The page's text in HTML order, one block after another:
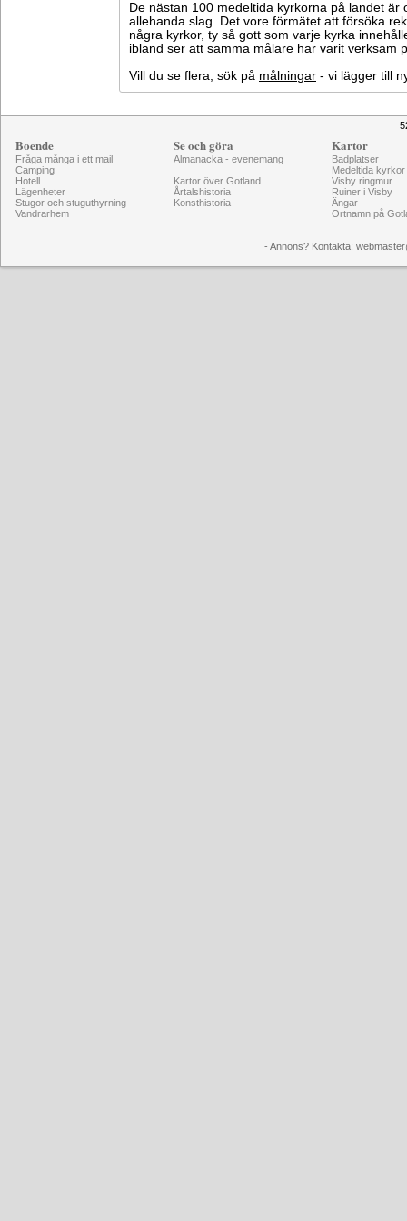
De nästan 100 medeltida kyrkorna på landet är
allehanda slag. Det vore förmätet att försöka
några kyrkor, ty så gott som varje kyrka
ibland ser att samma målare har varit verksam
Vill du se flera, sök på målningar - vi lägger till
Boende
Fråga många i ett mail
Camping
Hotell
Lägenheter
Stugor och stuguthyrning
Vandrarhem
Se och göra
Almanacka - evenemang
Kartor över Gotland
Årtalshistoria
Konsthistoria
Kartor
Badplatser
Medeltida kyrkor
Visby ringmur
Ruiner i Visby
Ängar
Ortnamn på
- Annons? Kontakta: